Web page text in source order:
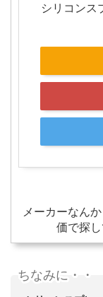
シリコンス
メーカーなん
価で探
ちなみに・・